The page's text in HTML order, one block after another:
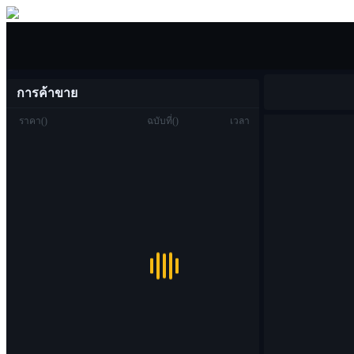
การค้าขาย
ราคา() ฉบับที่() เวลา